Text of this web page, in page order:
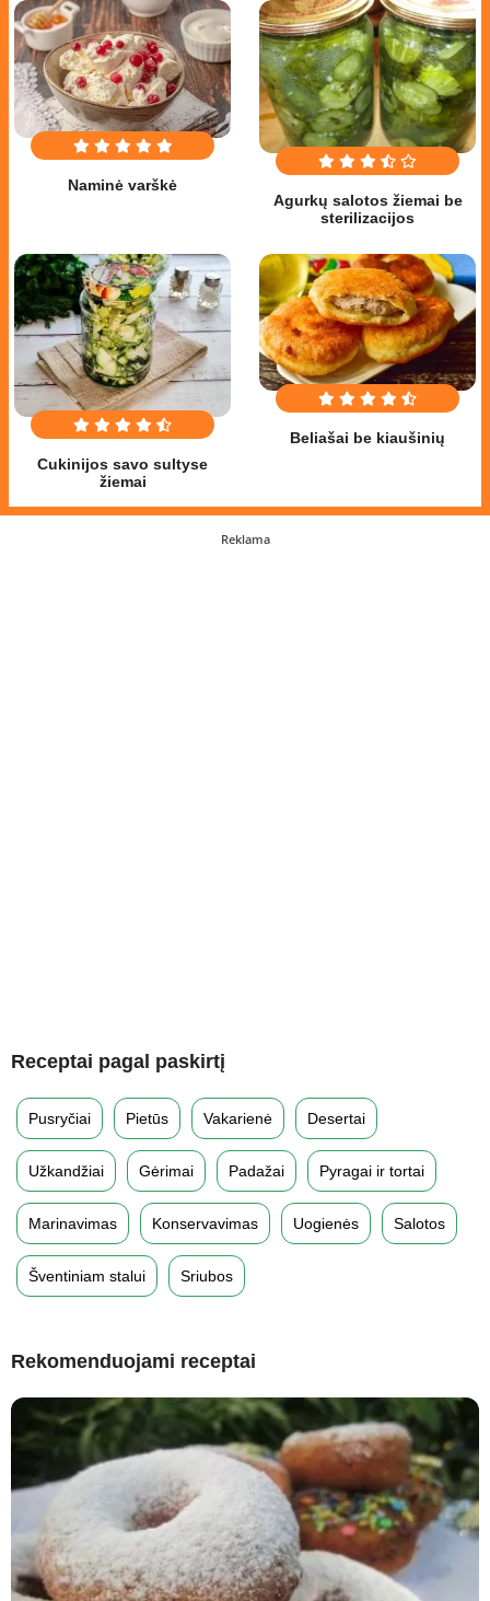
Naminė varškė
Agurkų salotos žiemai be
sterilizacijos
Cukinijos savo sultyse
žiemai
Beliašai be kiaušinių
Reklama
Receptai pagal paskirtį
Pusryčiai Pietūs Vakarienė Desertai
Užkandžiai Gėrimai Padažai Pyragai ir tortai
Marinavimas Konservavimas Uogienės Salotos
Šventiniam stalui Sriubos
Rekomenduojami receptai